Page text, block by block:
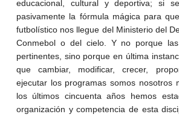
educacional, cultural y deportiva; si
pasivamente la fórmula mágica para
futbolístico nos llegue del Ministerio del
Conmebol o del cielo. Y no porque
pertinentes, sino porque en última
que cambiar, modificar, crecer,
ejecutar los programas somos nosotros
los últimos cincuenta años hemos
organización y competencia de esta